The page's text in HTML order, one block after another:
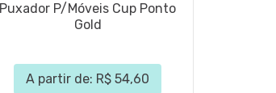
Puxador P/Móveis Cup Ponto
Gold
A partir de: R$ 54,60